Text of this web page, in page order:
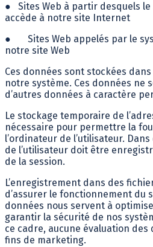
● Sites Web à partir desquels
accède à notre site Internet
● Sites Web appelés par le
notre site Web
Ces données sont stockées
notre système. Ces données ne
d’autres données à caractère
Le stockage temporaire de
nécessaire pour permettre la
l’ordinateur de l’utilisateur.
de l’utilisateur doit être
de la session.
L’enregistrement dans des
d’assurer le fonctionnement du
données nous servent à
garantir la sécurité de nos
ce cadre, aucune évaluation des
fins de marketing.